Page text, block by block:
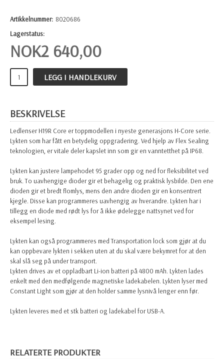
Artikkelnummer: 8020686
Lagerstatus:
NOK2 640,00
LEGG I HANDLEKURV
BESKRIVELSE
Ledlenser H19R Core er toppmodellen i nyeste generasjons H-Core serie.
Lykten som har fått en betydelig oppgradering. Ved hjelp av Flex Sealing
teknologien, er vitale deler kapslet inn som gir en vanntetthet på IP68.
Lykten kan justere lampehodet 95 grader opp og ned for fleksibilitet ved
bruk. To uavhengige dioder gir et behagelig og praktisk lysbilde. Den ene
dioden gir et bredt flomlys, mens den andre dioden gir en konsentrert
kjegle. Disse kan programmeres uavhengig av hverandre. Lykten har i
tillegg en diode med rødt lys for å ikke ødelegge nattsynet ved for
eksempel lesing.
Lykten kan også programmeres med Transportation lock som gjør at du
kan oppbevare lykten i sekken uten at du skal være bekymret for at den
skal slå seg på under transport.
Lykten drives av et oppladbart Li-ion batteri på 4800 mAh. Lykten lades
enkelt med den medfølgende magnetiske ladekabelen. Lykten lyser med
Constant Light som gjør at den holder samme lysnivå lenger enn før.
Lykten leveres med et stk batteri og ladekabel for USB-A.
RELATERTE PRODUKTER